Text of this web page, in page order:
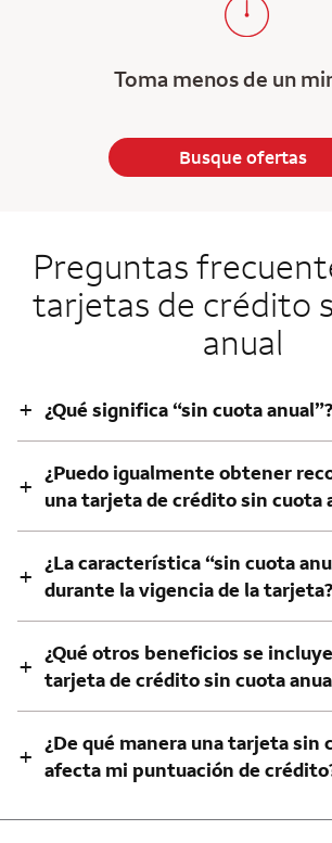
Toma menos de un
Busque ofertas
Preguntas
tarjetas de crédito
anual
+ ¿Qué significa “sin cuota anual”?
+ ¿Puedo igualmente obtener
una tarjeta de crédito sin cuota
+ ¿La característica “sin cuota
durante la vigencia de la tarjeta?
+ ¿Qué otros beneficios se
tarjeta de crédito sin cuota
+ ¿De qué manera una tarjeta sin
afecta mi puntuación de